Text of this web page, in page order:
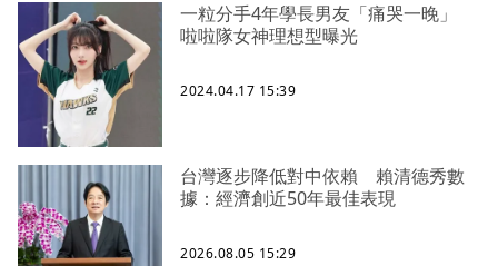
一粒分手4年學長男友「痛哭一晚」
啦啦隊女神理想型曝光
2024.04.17 15:39
台灣逐步降低對中依賴 賴清德秀數
據：經濟創近50年最佳表現
2026.08.05 15:29